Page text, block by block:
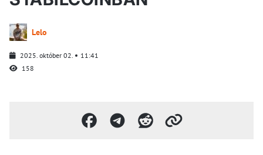
Lelo
2025. október 02.
11:41
158